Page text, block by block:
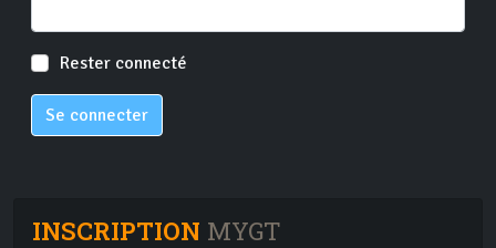
Rester connecté
Se connecter
INSCRIPTION MYGT